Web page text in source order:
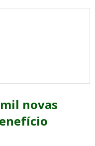
mil novas